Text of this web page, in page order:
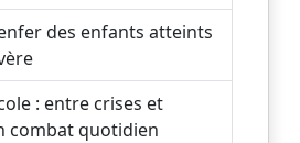
des enfants atteints
: entre crises et
combat quotidien